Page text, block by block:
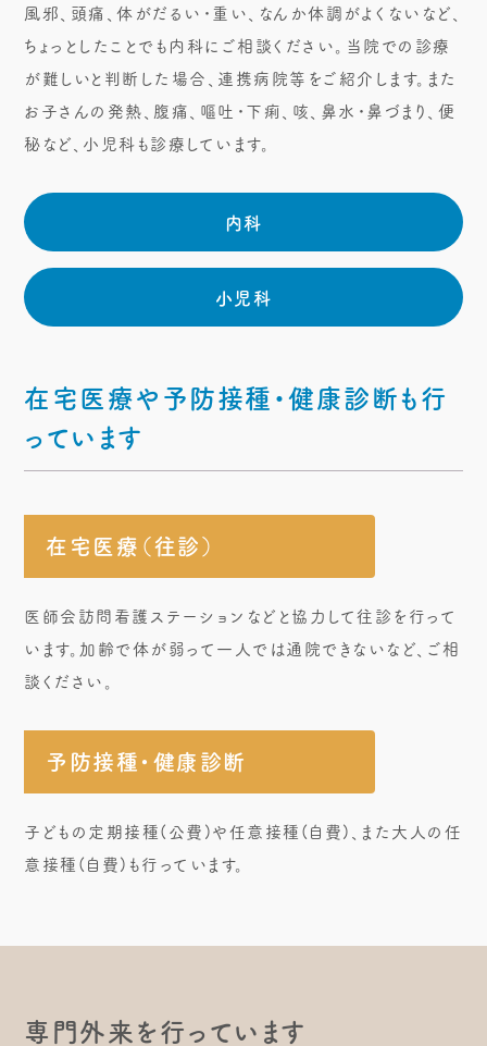
風邪、頭痛、体がだるい・重い、なんか体調がよくないなど、
ちょっとしたことでも内科にご相談ください。当院での診療
が難しいと判断した場合、連携病院等をご紹介します。また
お子さんの発熱、腹痛、嘔吐・下痢、咳、鼻水・鼻づまり、便
秘など、小児科も診療しています。
内科
小児科
在宅医療や予防接種・健康診断も行
っています
在宅医療（往診）
医師会訪問看護ステーションなどと協力して往診を行って
います。加齢で体が弱って一人では通院できないなど、ご相
談ください。
予防接種・健康診断
子どもの定期接種(公費)や任意接種(自費)、また大人の任
意接種(自費)も行っています。
専門外来を行っています